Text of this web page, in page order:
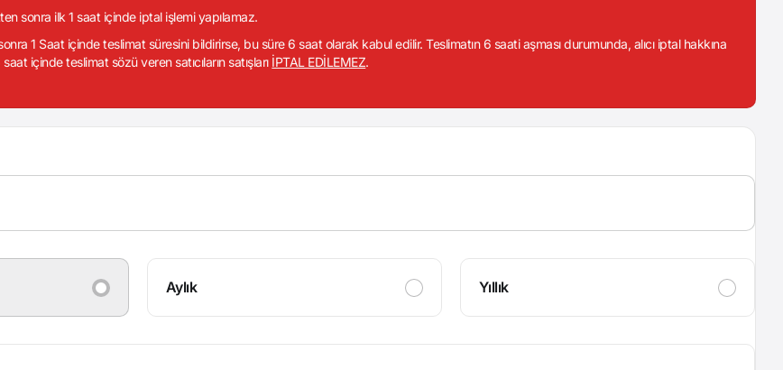
sonra ilk 1 saat içinde iptal işlemi yapılamaz.
1 Saat içinde teslimat süresini bildirirse, bu süre 6 saat olarak kabul edilir. Teslimatın 6 saati aşması durumunda, alıcı iptal hakkına
içinde teslimat sözü veren satıcıların satışları İPTAL EDİLEMEZ.
Aylık Yıllık